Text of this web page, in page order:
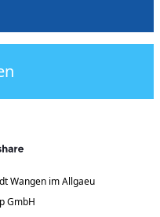
Wangen im Allgaeu
GmbH